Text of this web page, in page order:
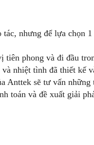
nhưng để lựa chọn
phong và đi đầu
nhiệt tình đã thiết kế
Anttek sẽ tư vấn những
toán và đề xuất giải